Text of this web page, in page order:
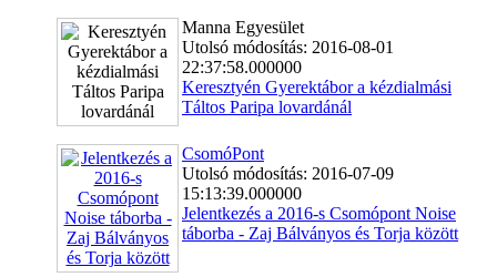
Manna Egyesület
Utolsó módosítás: 2016-08-01
22:37:58.000000
Keresztyén Gyerektábor a kézdialmási
Táltos Paripa lovardánál
CsomóPont
Utolsó módosítás: 2016-07-09
15:13:39.000000
Jelentkezés a 2016-s Csomópont Noise
táborba - Zaj Bálványos és Torja között